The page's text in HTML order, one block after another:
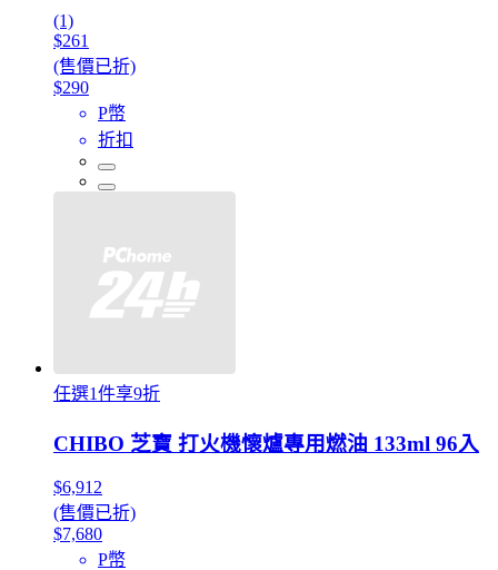
(1)
$261
(售價已折)
$290
P幣
折扣
任選1件享9折
CHIBO 芝寶 打火機懷爐專用燃油 133ml 96入
$6,912
(售價已折)
$7,680
P幣